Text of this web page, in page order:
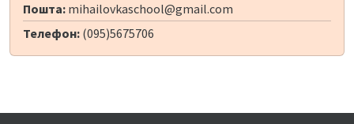
Пошта: mihailovkaschool@gmail.com
Телефон: (095)5675706